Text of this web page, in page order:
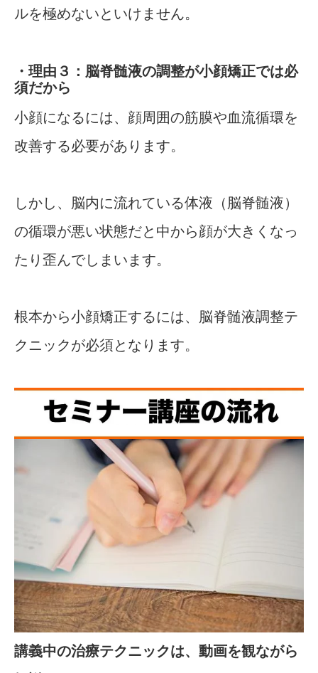
ルを極めないといけません。
・理由３：脳脊髄液の調整が小顔矯正では必
須だから
小顔になるには、顔周囲の筋膜や血流循環を
改善する必要があります。
しかし、脳内に流れている体液（脳脊髄液）
の循環が悪い状態だと中から顔が大きくなっ
たり歪んでしまいます。
根本から小顔矯正するには、脳脊髄液調整テ
クニックが必須となります。
講義中の治療テクニックは、動画を観ながら